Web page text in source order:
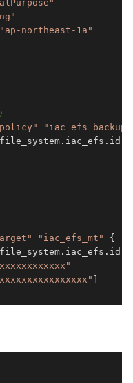
"ap-northeast-1a"
"iac_efs_backup"
"iac_efs_mt"
{